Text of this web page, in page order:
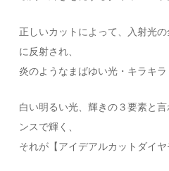
正しいカットによって、入射光
に反射され、
炎のようなまばゆい光・キラキラ
白い明るい光、輝きの３要素と
ンスで輝く、
それが【アイデアルカットダイヤ